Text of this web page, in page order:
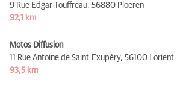
9 Rue Edgar Touffreau, 56880 Ploeren
92,1 km
Motos Diffusion
11 Rue Antoine de Saint-Exupéry, 56100 Lorient
93,5 km